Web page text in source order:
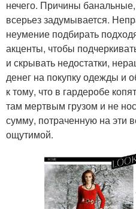
нечего. Причины
всерьез задумывается.
неумение подбирать
акценты, чтобы
и скрывать недостатки,
денег на покупку одежды и
к тому, что в гардеробе
там мертвым грузом и не
сумму, потраченную на эти
ощутимой.